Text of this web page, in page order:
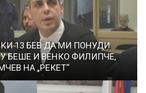
13 БЕВ ДА МИ ПОНУДИ
БЕШЕ И ВЕНКО ФИЛИПЧЕ,
НА „РЕКЕТ“